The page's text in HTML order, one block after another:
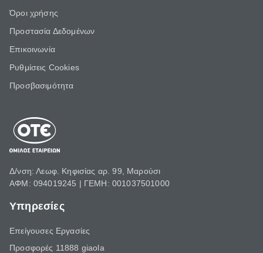
Όροι χρήσης
Προστασία Δεδομένων
Επικοινωνία
Ρυθμίσεις Cookies
Προσβασιμότητα
Δ/νση: Λεωφ. Κηφισίας αρ. 99, Μαρούσι
ΑΦΜ: 094019245 | ΓΕΜΗ: 001037501000
Υπηρεσίες
Επείγουσες Εργασίες
Προσφορές 11888 giaola